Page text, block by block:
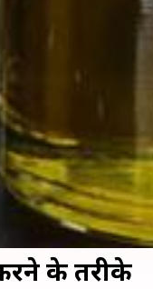
के तरीके